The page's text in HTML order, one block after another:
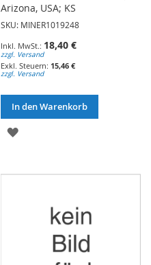
Arizona, USA; KS
SKU: MINER1019248
18,40 €
zzgl. Versand
15,46 €
zzgl. Versand
In den Warenkorb
ZUR
HINZUFÜGEN